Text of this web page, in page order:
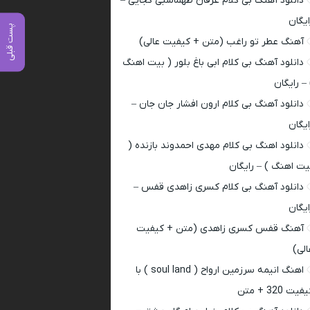
پست قبلی
آهنگ عطر تو راغب (متن + کیفیت عالی)
دانلود آهنگ بی کلام ابی باغ بلور ( بیت اهنگ
– رایگان
دانلود آهنگ بی کلام ارون افشار جان جان –
دانلود اهنگ بی کلام مهدی احمدوند بازنده (
اهنگ ) – رایگان
دانلود آهنگ بی کلام کسری زاهدی قفس –
آهنگ قفس کسری زاهدی (متن + کیفیت
اهنگ انیمه سرزمین ارواح ( soul land ) با
320 + متن